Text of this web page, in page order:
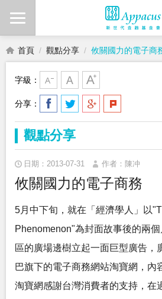
首頁 觀點分享 攸關國力的電子商
字級：
分享：
觀點分享
日期：2013-07-31 作者：陳冲
攸關國力的電子商務
5月中下旬，就在「經濟學人」以
Phenomenon"為封面故事後的兩
區的廣場邊樹立起一面巨型廣告，
巴旗下的電子商務網站淘寶網，內
淘寶網感謝台灣消費者的支持，在